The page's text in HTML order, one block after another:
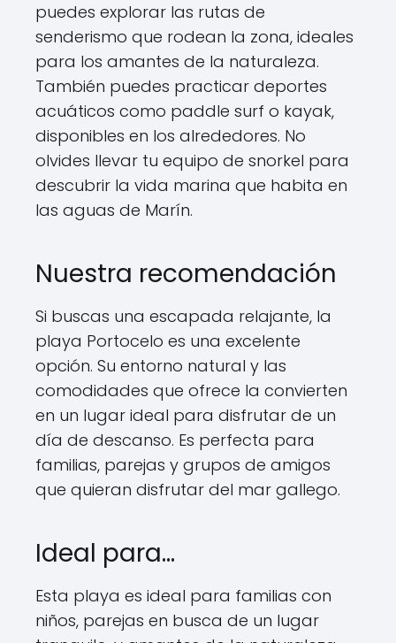
puedes explorar las rutas de
senderismo que rodean la zona, ideales
para los amantes de la naturaleza.
También puedes practicar deportes
acuáticos como paddle surf o kayak,
disponibles en los alrededores. No
olvides llevar tu equipo de snorkel para
descubrir la vida marina que habita en
las aguas de Marín.
Nuestra recomendación
Si buscas una escapada relajante, la
playa Portocelo es una excelente
opción. Su entorno natural y las
comodidades que ofrece la convierten
en un lugar ideal para disfrutar de un
día de descanso. Es perfecta para
familias, parejas y grupos de amigos
que quieran disfrutar del mar gallego.
Ideal para…
Esta playa es ideal para familias con
niños, parejas en busca de un lugar